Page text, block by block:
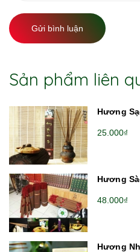
Gửi bình luận
Sản phẩm liên
Hương
25.000₫
Hương
48.000₫
Hương